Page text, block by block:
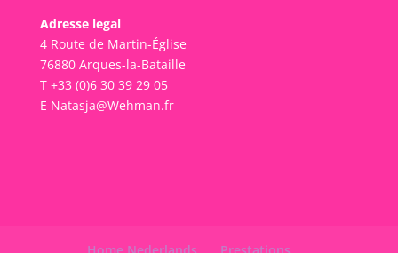
Adresse legal
4 Route de Martin-Église
76880 Arques-la-Bataille
T +33 (0)6 30 39 29 05
E Natasja@Wehman.fr